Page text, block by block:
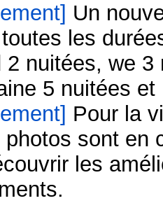
Un
les
2 nuitées, we
5 nuitées
Pour la
photos sont en
les